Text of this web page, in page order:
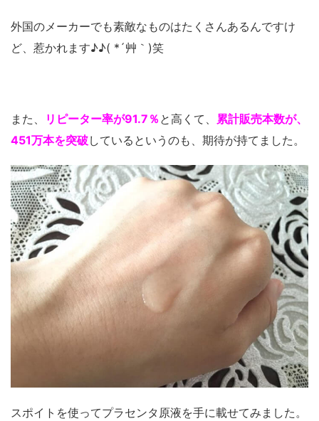
外国のメーカーでも素敵なものはたくさんあるんですけ
ど、惹かれます♪♪( *´艸｀)笑
また、 リピーター率が91.7％ と高くて、 累計販売本数が、
451万本を突破しているというのも、期待が持てました。
スポイトを使ってプラセンタ原液を手に載せてみました。